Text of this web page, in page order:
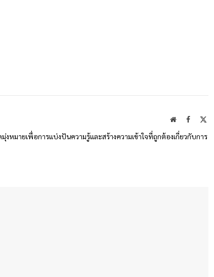
WebsiteFacebook
งหมายเพื่อการแบ่งปันความรู้และสร้างความเข้าใจที่ถูกต้องเกี่ยวกับการ